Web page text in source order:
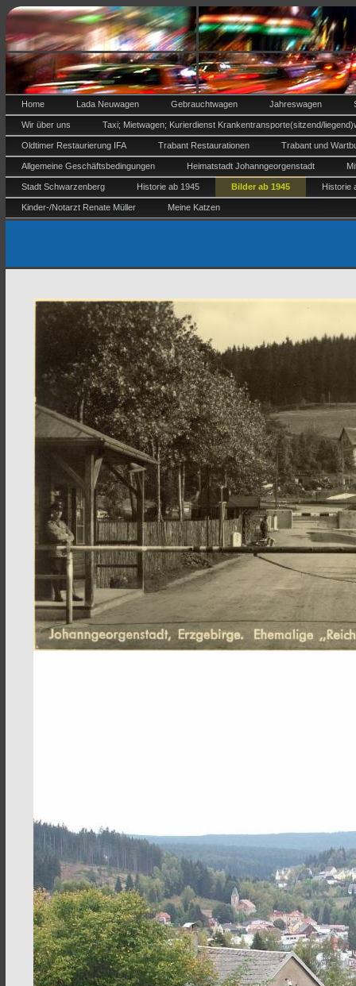
Home Lada Neuwagen Gebrauchtwagen Jahreswagen
Wir über uns Taxi; Mietwagen; Kurierdienst Krankentransporte(sitzend/
Oldtimer Restaurierung IFA Trabant Restaurationen Trabant und
Allgemeine Geschäftsbedingungen Heimatstadt Johanngeorgenstadt
Stadt Schwarzenberg Historie ab 1945 Bilder ab 1945 Historie
Kinder-/Notarzt Renate Müller Meine Katzen